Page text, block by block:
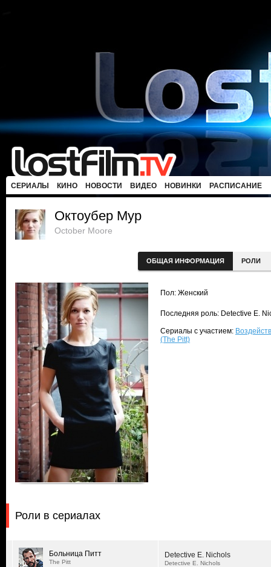
СЕРИАЛЫ КИНО НОВОСТИ ВИДЕО НОВИНКИ РАСПИСАНИЕ
Октоубер Мур
October Moore
ОБЩАЯ ИНФОРМАЦИЯ РОЛИ
Пол: Женский
Последняя роль: Detective E.
Сериалы с участием:
(The Pitt)
Роли в сериалах
Больница Питт
The Pitt
Detective E. Nichols
Detective E. Nichols